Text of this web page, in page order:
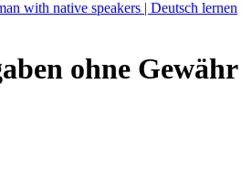
with native speakers | Deutsch lernen
ohne Gewähr